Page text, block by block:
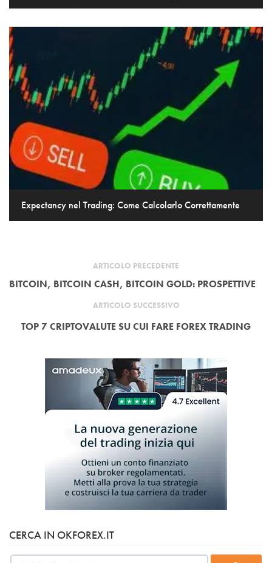
Expectancy nel Trading: Come Calcolarlo Correttamente
ARTICOLO PRECEDENTE
BITCOIN, BITCOIN CASH, BITCOIN GOLD: PROSPETTIVE
ARTICOLO SUCCESSIVO
TOP 7 CRIPTOVALUTE SU CUI FARE FOREX TRADING
CERCA IN OKFOREX.IT